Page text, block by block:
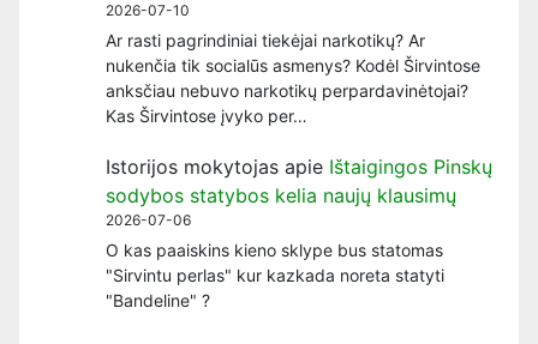
2026-07-10
Ar rasti pagrindiniai tiekėjai narkotikų? Ar
nukenčia tik socialūs asmenys? Kodėl Širvintose
anksčiau nebuvo narkotikų perpardavinėtojai?
Kas Širvintose įvyko per…
Istorijos mokytojas apie Ištaigingos Pinskų
sodybos statybos kelia naujų klausimų
2026-07-06
O kas paaiskins kieno sklype bus statomas
"Sirvintu perlas" kur kazkada noreta statyti
"Bandeline" ?